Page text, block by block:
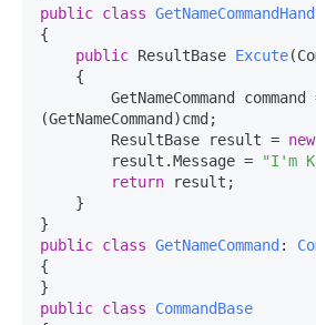
public class
{
public ResultBase Excute(
(GetNameCommand)cmd;
        ResultBase result =
new
        result.Message =
"I'm
return result;
public class GetNameCommand :
{
public class
CommandBase